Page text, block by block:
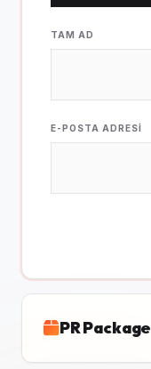
TAM AD
E-POSTA ADRESI
PR Package